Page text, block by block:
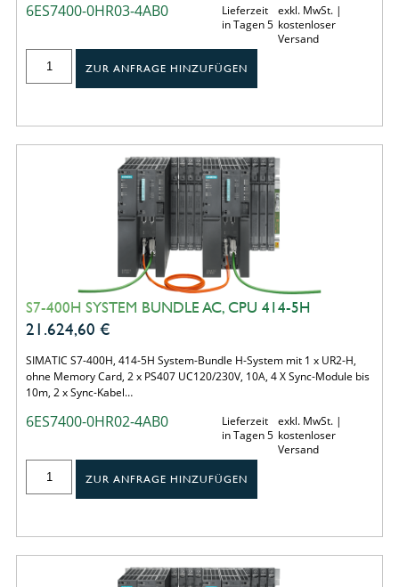
6ES7400-0HR03-4AB0
Lieferzeit
in Tagen 5
exkl. MwSt. |
kostenloser
Versand
ZUR ANFRAGE HINZUFÜGEN
S7-400H SYSTEM BUNDLE AC, CPU 414-5H
21.624,60 €
SIMATIC S7-400H, 414-5H System-Bundle H-System mit 1 x UR2-H,
ohne Memory Card, 2 x PS407 UC120/230V, 10A, 4 X Sync-Module bis
10m, 2 x Sync-Kabel…
6ES7400-0HR02-4AB0
Lieferzeit
in Tagen 5
exkl. MwSt. |
kostenloser
Versand
ZUR ANFRAGE HINZUFÜGEN